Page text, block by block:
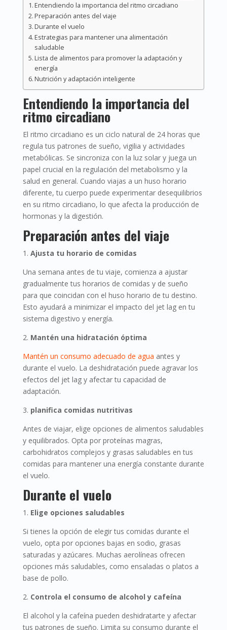
Entendiendo la importancia del ritmo circadiano
Preparación antes del viaje
Durante el vuelo
Estrategias para mantener una alimentación
saludable
Lista de alimentos para promover la adaptación y
energía
Nutrición y adaptación inteligente
Entendiendo la importancia del
ritmo circadiano
El ritmo circadiano es un ciclo natural de 24 horas que
regula tus patrones de sueño, vigilia y actividades
metabólicas. Se sincroniza con la luz solar y juega un
papel crucial en la regulación del metabolismo y la
salud en general. Cuando viajas a un huso horario
diferente, tu cuerpo puede experimentar desequilibrios
en su ritmo circadiano, lo que afecta la producción de
hormonas y la digestión.
Preparación antes del viaje
1. Ajusta tu horario de comidas
Una semana antes de tu viaje, comienza a ajustar
gradualmente tus horarios de comidas y de sueño
para que coincidan con el huso horario de tu destino.
Esto ayudará a minimizar el impacto del jet lag en tu
sistema digestivo y energía.
2. Mantén una hidratación óptima
Mantén un consumo adecuado de agua antes y
durante el vuelo. La deshidratación puede agravar los
efectos del jet lag y afectar tu capacidad de
adaptación.
3. planifica comidas nutritivas
Antes de viajar, elige opciones de alimentos saludables
y equilibrados. Opta por proteínas magras,
carbohidratos complejos y grasas saludables en tus
comidas para mantener una energía constante durante
el vuelo.
Durante el vuelo
1. Elige opciones saludables
Si tienes la opción de elegir tus comidas durante el
vuelo, opta por opciones bajas en sodio, grasas
saturadas y azúcares. Muchas aerolíneas ofrecen
opciones más saludables, como ensaladas o platos a
base de pollo.
2. Controla el consumo de alcohol y cafeína
El alcohol y la cafeína pueden deshidratarte y afectar
tus patrones de sueño. Limita su consumo durante el